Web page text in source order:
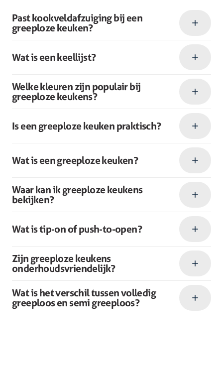
Past kookveldafzuiging bij een
greeploze keuken?
Wat is een keellijst?
Welke kleuren zijn populair bij
greeploze keukens?
Is een greeploze keuken praktisch?
Wat is een greeploze keuken?
Waar kan ik greeploze keukens
bekijken?
Wat is tip-on of push-to-open?
Zijn greeploze keukens
onderhoudsvriendelijk?
Wat is het verschil tussen volledig
greeploos en semi greeploos?